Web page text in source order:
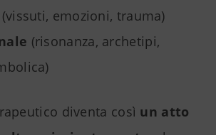
(vissuti, emozioni, trauma)
(risonanza, archetipi,
diventa così un atto